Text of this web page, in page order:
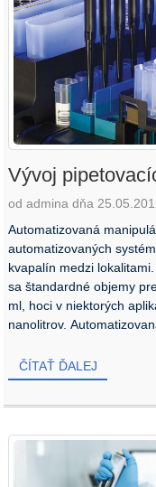
Vývoj
od admina dňa
Automatizovaná
automatizovaných
kvapalín medzi
sa štandardné objemy
ml, hoci v niektorých
nanolitrov.
ČÍTAŤ ĎALEJ